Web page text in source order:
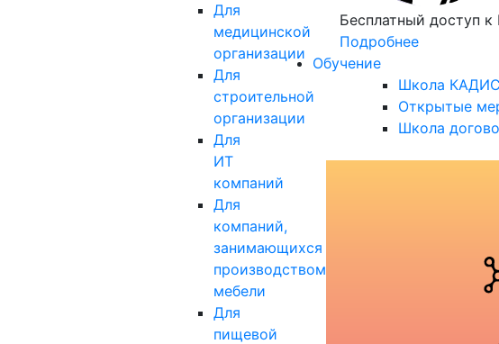
Для
медицинской
организации
Для
строительной
организации
Для
ИТ
компаний
Для
компаний,
занимающихся
производством
мебели
Для
пищевой
Бесплатный доступ к
Подробнее
Обучение
Школа КАДИС
Открытые
Школа